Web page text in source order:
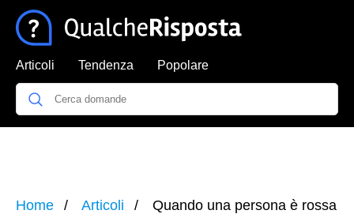
Articoli Tendenza Popolare
Home Articoli
Quando una persona è rossa